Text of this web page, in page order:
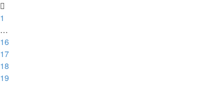
1
…
16
17
18
19